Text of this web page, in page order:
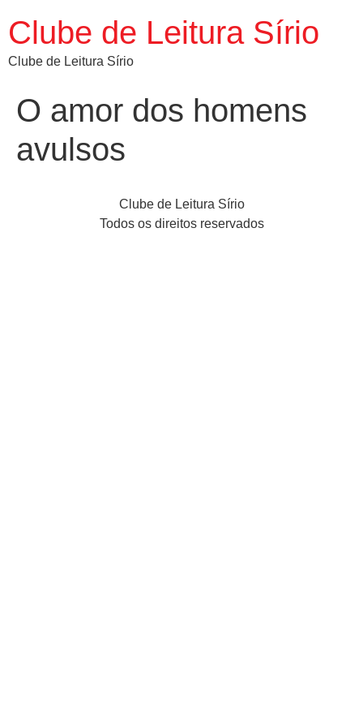
Clube de Leitura Sírio
Clube de Leitura Sírio
O amor dos homens
avulsos
Clube de Leitura Sírio
Todos os direitos reservados